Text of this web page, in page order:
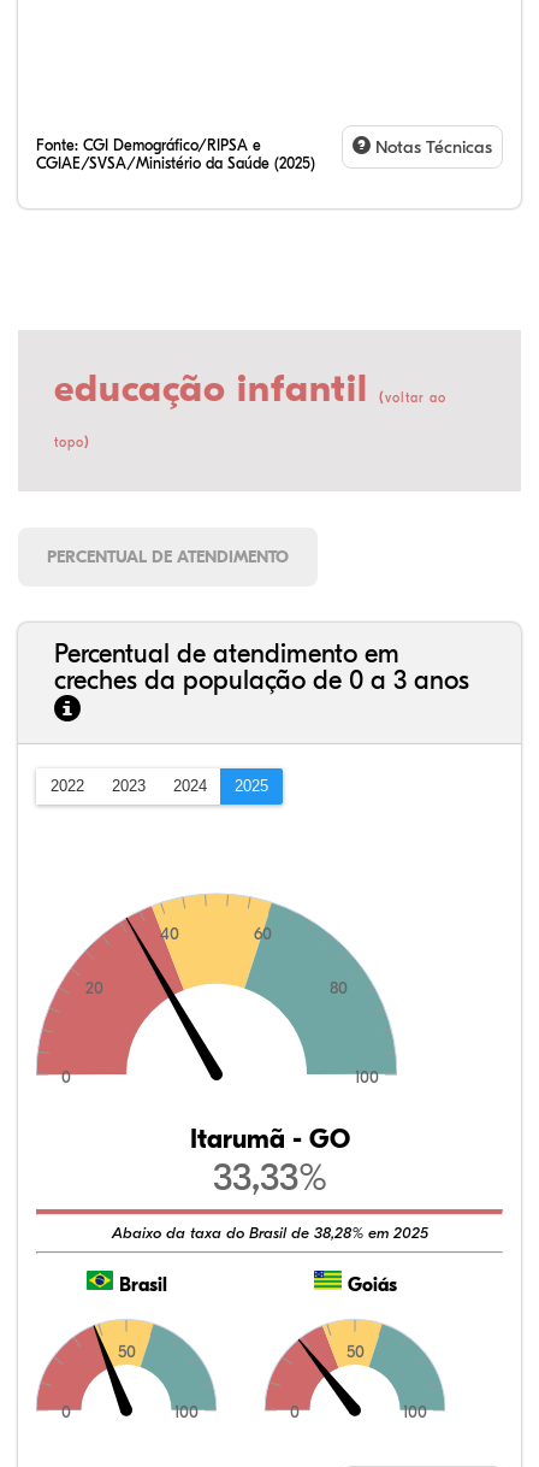
Fonte: CGI Demográfico/RIPSA e
CGIAE/SVSA/Ministério da Saúde (2025)
Notas Técnicas
educação infantil (voltar ao
topo)
PERCENTUAL DE ATENDIMENTO
Percentual de atendimento em
creches da população de 0 a 3 anos
2022 2023 2024 2025
0
20
40 60
80
100
Itarumã - GO
33,33%
Abaixo da taxa do Brasil de 38,28% em 2025
Brasil
0
50
100
Goiás
0
50
100